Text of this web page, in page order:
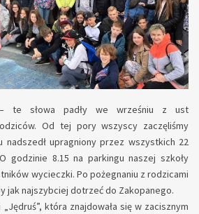
– te słowa padły we wrześniu z ust
Od tej pory wszyscy zaczęliśmy
nadszedł upragniony przez wszystkich 22
godzinie 8.15 na parkingu naszej szkoły
wycieczki. Po pożegnaniu z rodzicami
jak najszybciej dotrzeć do Zakopanego.
która znajdowała się w zacisznym